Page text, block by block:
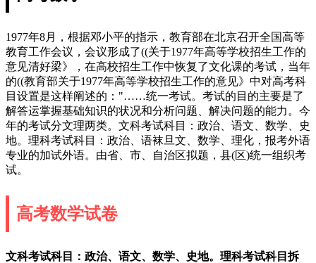
1977年8月，根据邓小平的指示，教育部在北京召开全国高等
教育工作会议，会议形成了((关于1977年高等学校招生工作的
意见清好梁》，在高校招生工作中恢复了文化课的考试，当年
的((教育部关于1977年高等学校招生工作的意见》中对高考科
目设置是这样阐述的："……统一考试。考试的目的主要是了
解答运掌握基础知识的状况和分析问题、解决问题的能力。今
年的考试分文理两类。文科考试科目：政治、语文、数学、史
地。理科考试科目：政治、语袜旦文、数学、理化，报考外语
专业的加试外语。由省、市、自治区拟题，县(区)统一组织考
试。
高考数学试卷
文科考试科目：政治、语文、数学、史地。理科考试科目拆